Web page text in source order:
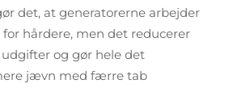
det, at generatorerne arbejder
hårdere, men det reducerer
og gør hele det
jævn med færre tab